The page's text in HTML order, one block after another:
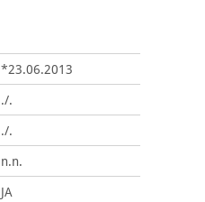
*23.06.2013
./.
./.
n.n.
JA